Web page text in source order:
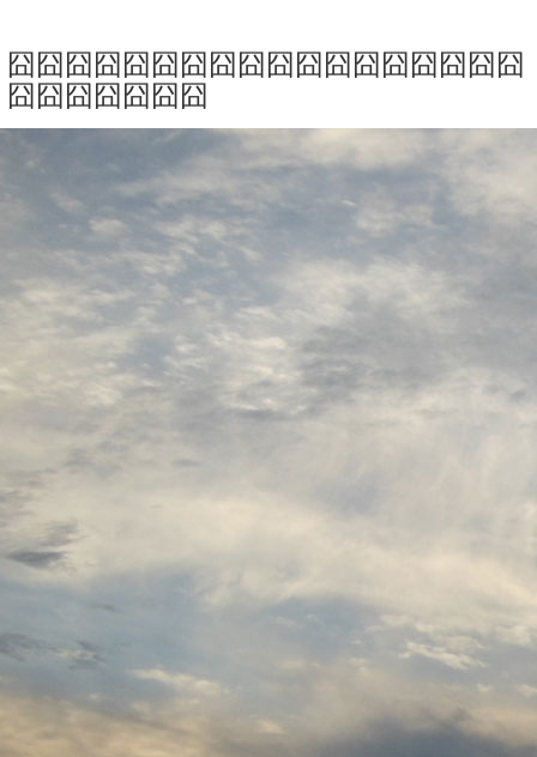
囧囧囧囧囧囧囧囧囧囧囧囧囧囧囧囧囧囧
囧囧囧囧囧囧囧